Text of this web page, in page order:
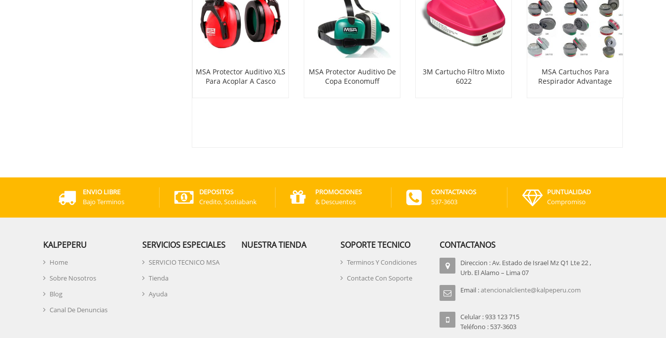
MSA Protector Auditivo XLS
Para Acoplar A Casco
MSA Protector Auditivo De
Copa Economuff
3M Cartucho Filtro Mixto
6022
MSA Cartuchos Para
Respirador Advantage
ENVIO LIBRE
Bajo Terminos
DEPOSITOS
Credito, Scotiabank
PROMOCIONES
& Descuentos
CONTACTANOS
537-3603
PUNTUALIDAD
Compromiso
KALPEPERU
Home
Sobre Nosotros
Blog
Canal De Denuncias
SERVICIOS ESPECIALES
SERVICIO TECNICO MSA
Tienda
Ayuda
NUESTRA TIENDA SOPORTE TECNICO
Terminos Y Condiciones
Contacte Con Soporte
CONTACTANOS
Direccion : Av. Estado de Israel Mz Q1 Lte 22 ,
Urb. El Alamo – Lima 07
Email :atencionalcliente@kalpeperu.com
Celular : 933 123 715
Teléfono : 537-3603